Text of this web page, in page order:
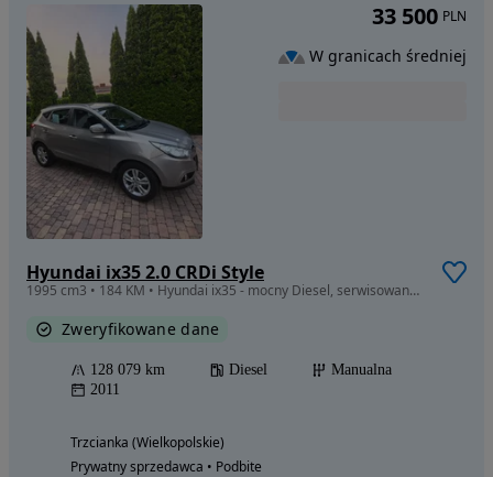
Hyundai ix35 2.0 CRDi Style
1995 cm3 • 184 KM • Hyundai ix35 - mocny Diesel, serwisowany, nowy akumulator
Zweryfikowane dane
128 079 km Diesel
Manualna
2011
Trzcianka (Wielkopolskie)
Prywatny sprzedawca • Podbite
33 500 PLN
W granicach średniej